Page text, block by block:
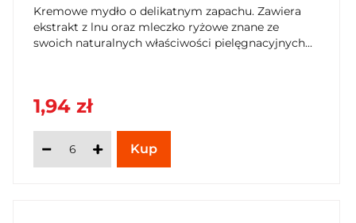
Kremowe mydło o delikatnym zapachu. Zawiera
ekstrakt z lnu oraz mleczko ryżowe znane ze
swoich naturalnych właściwości pielęgnacyjnych...
1,94 zł